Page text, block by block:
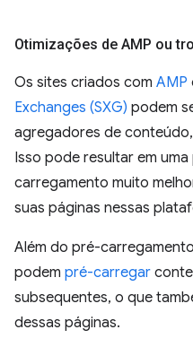
Otimizações de AMP ou
Os sites criados com AMP
Exchanges (SXG) podem
agregadores de
Isso pode resultar em
carregamento muito
suas páginas nessas
Além do pré-
podem pré-carregar
subsequentes, o que
dessas páginas.